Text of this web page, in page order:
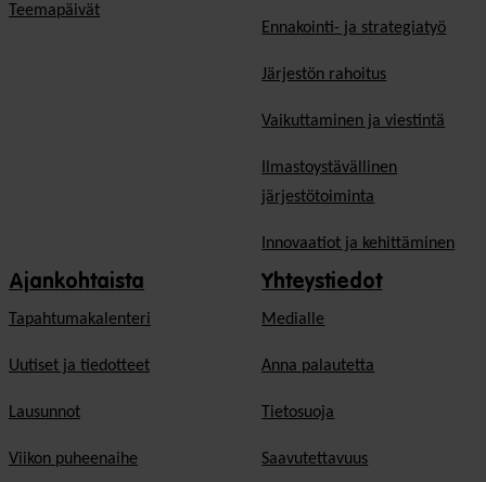
Teemapäivät
Ennakointi- ja strategiatyö
Järjestön rahoitus
Vaikuttaminen ja viestintä
Ilmastoystävällinen
järjestötoiminta
Innovaatiot ja kehittäminen
Ajankohtaista
Tapahtumakalenteri
Uutiset ja tiedotteet
Lausunnot
Viikon puheenaihe
Yhteystiedot
Medialle
Anna palautetta
Tietosuoja
Saavutettavuus